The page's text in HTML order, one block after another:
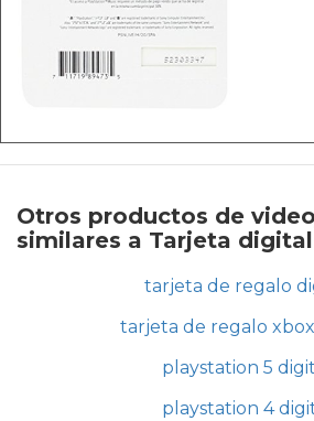
Otros productos de
similares a Tarjeta
tarjeta de regalo
tarjeta de regalo
playstation 5
playstation 4